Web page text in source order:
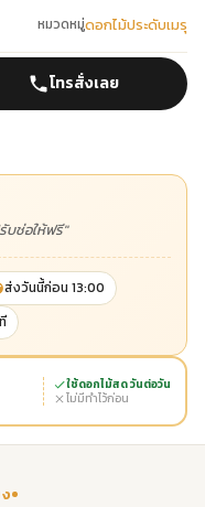
หมวดหมู่ดอกไม้ประดับเมรุ
โทรสั่งเลย
บช่อให้ฟรี"
ส่งวันนี้ก่อน 13:00
ใช้ดอกไม้สด วันต่อวัน
ไม่มีทำไว้ก่อน